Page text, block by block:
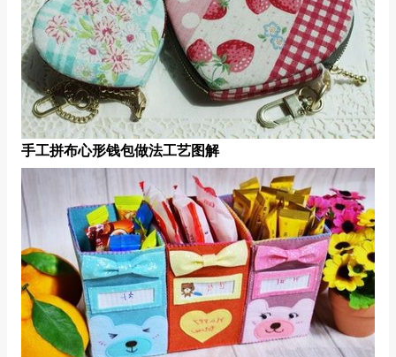
手工拼布心形钱包做法工艺图解